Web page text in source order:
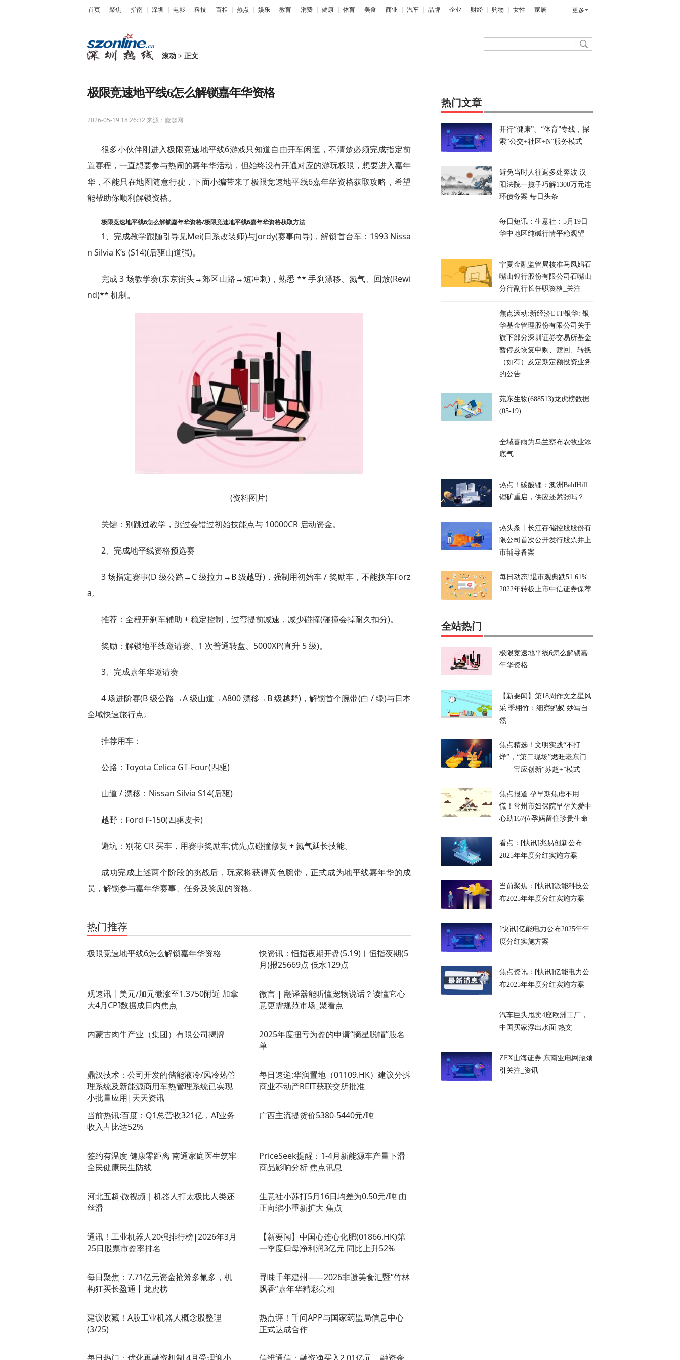
首页 聚焦 指南 深圳 电影 科技 百相 热点 娱乐 教育 消费 健康 体育 美食 商业 汽车 品牌 企业 财经 购物 女性 家居 更多
滚动 >正文
极限竞速地平线6怎么解锁嘉年华资格
2026-05-19 18:26:32 来源：魔趣网
很多小伙伴刚进入极限竞速地平线6游戏只知道自由开车闲逛，不清楚必须完成指定前
置赛程，一直想要参与热闹的嘉年华活动，但始终没有开通对应的游玩权限，想要进入嘉年
华，不能只在地图随意行驶，下面小编带来了极限竞速地平线6嘉年华资格获取攻略，希望
能帮助你顺利解锁资格。
极限竞速地平线6怎么解锁嘉年华资格/极限竞速地平线6嘉年华资格获取方法
1、完成教学跟随引导见Mei(日系改装师)与Jordy(赛事向导)，解锁首台车：1993 Nissa
n Silvia K’s (S14)(后驱山道强)。
完成 3 场教学赛(东京街头→郊区山路→短冲刺)，熟悉 ** 手刹漂移、氮气、回放(Rewi
nd)** 机制。
(资料图片)
关键：别跳过教学，跳过会错过初始技能点与 10000CR 启动资金。
2、完成地平线资格预选赛
3 场指定赛事(D 级公路→C 级拉力→B 级越野)，强制用初始车 / 奖励车，不能换车Forz
a。
推荐：全程开刹车辅助 + 稳定控制，过弯提前减速，减少碰撞(碰撞会掉耐久扣分)。
奖励：解锁地平线邀请赛、1 次普通转盘、5000XP(直升 5 级)。
3、完成嘉年华邀请赛
4 场进阶赛(B 级公路→A 级山道→A800 漂移→B 级越野)，解锁首个腕带(白 / 绿)与日本
全域快速旅行点。
推荐用车：
公路：Toyota Celica GT‑Four(四驱)
山道 / 漂移：Nissan Silvia S14(后驱)
越野：Ford F‑150(四驱皮卡)
避坑：别花 CR 买车，用赛事奖励车;优先点碰撞修复 + 氮气延长技能。
成功完成上述两个阶段的挑战后，玩家将获得黄色腕带，正式成为地平线嘉年华的成
员，解锁参与嘉年华赛事、任务及奖励的资格。
热门推荐
极限竞速地平线6怎么解锁嘉年华资格
快资讯：恒指夜期开盘(5.19)︱恒指夜期(5
月)报25669点 低水129点
观速讯丨美元/加元微涨至1.3750附近 加拿
大4月CPI数据成日内焦点
微言 | 翻译器能听懂宠物说话？读懂它心
意更需规范市场_聚看点
内蒙古肉牛产业（集团）有限公司揭牌
2025年度扭亏为盈的申请“摘星脱帽”股名
单
鼎汉技术：公司开发的储能液冷/风冷热管
理系统及新能源商用车热管理系统已实现
小批量应用|天天资讯
每日速递:华润置地（01109.HK）建议分拆
商业不动产REIT获联交所批准
当前热讯:百度：Q1总营收321亿，AI业务
收入占比达52%
广西主流提货价5380-5440元/吨
签约有温度 健康零距离 南通家庭医生筑牢
全民健康民生防线
PriceSeek提醒：1-4月新能源车产量下滑
商品影响分析 焦点讯息
河北五超·微视频｜机器人打太极比人类还
丝滑
生意社小苏打5月16日均差为0.50元/吨 由
正向缩小重新扩大 焦点
通讯！工业机器人20强排行榜|2026年3月
25日股票市盈率排名
【新要闻】中国心连心化肥(01866.HK)第
一季度归母净利润3亿元 同比上升52%
每日聚焦：7.71亿元资金抢筹多氟多，机
构狂买长盈通丨龙虎榜
寻味千年建州——2026非遗美食汇暨“竹林
飘香”嘉年华精彩亮相
建议收藏！A股工业机器人概念股整理
(3/25)
热点评！千问APP与国家药监局信息中心
正式达成合作
热门文章
开行“健康”、“体育”专线，探
索“公交+社区+N”服务模式
避免当时人往返多处奔波 汉
阳法院一揽子巧解1300万元连
环债务案 每日头条
每日短讯：生意社：5月19日
华中地区纯碱行情平稳观望
宁夏金融监管局核准马凤娟石
嘴山银行股份有限公司石嘴山
分行副行长任职资格_关注
焦点滚动:新经济ETF银华: 银
华基金管理股份有限公司关于
旗下部分深圳证券交易所基金
暂停及恢复申购、赎回、转换
（如有）及定期定额投资业务
的公告
苑东生物(688513)龙虎榜数据
(05-19)
全域喜雨为乌兰察布农牧业添
底气
热点！碳酸锂：澳洲BaldHill
锂矿重启，供应还紧张吗？
热头条丨长江存储控股股份有
限公司首次公开发行股票并上
市辅导备案
每日动态!退市观典跌51.61%
2022年转板上市中信证券保荐
全站热门
极限竞速地平线6怎么解锁嘉
年华资格
【新要闻】第18周作文之星风
采|季栩竹：细察蚂蚁 妙写自
然
焦点精选！文明实践“不打
烊”，“第二现场”燃旺老东门
——宝应创新“苏超+”模式
焦点报道:孕早期焦虑不用
慌！常州市妇保院早孕关爱中
心助167位孕妈留住珍贵生命
看点：[快讯]兆易创新公布
2025年年度分红实施方案
当前聚焦：[快讯]派能科技公
布2025年年度分红实施方案
[快讯]亿能电力公布2025年年
度分红实施方案
焦点资讯：[快讯]亿能电力公
布2025年年度分红实施方案
汽车巨头甩卖4座欧洲工厂，
中国买家浮出水面 热文
ZFX山海证券:东南亚电网瓶颈
引关注_资讯